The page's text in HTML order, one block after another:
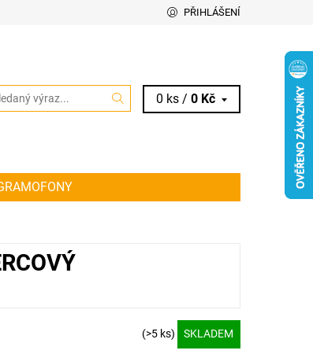
PŘIHLÁŠENÍ
0 ks /0 Kč
(>5 ks) SKLADEM